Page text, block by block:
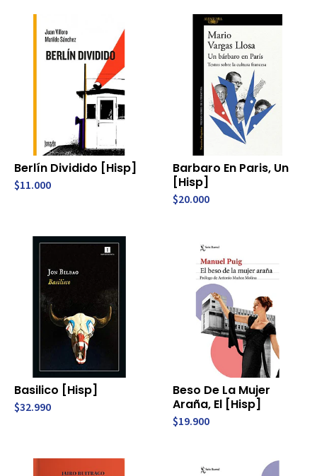
Berlín Dividido [Hisp]
$11.000
Barbaro En Paris, Un
[Hisp]
$20.000
Basilico [Hisp]
$32.990
Beso De La Mujer
Araña, El [Hisp]
$19.900